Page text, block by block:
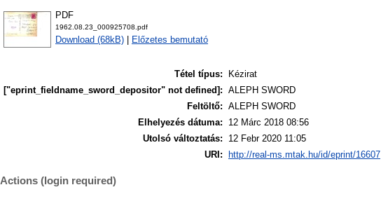
PDF
1962.08.23_000925708.pdf
Download (68kB) Előzetes bemutató
Tétel típus:
Kézirat
["eprint_fieldname_sword_depositor" not defined]: ALEPH SWORD
Feltöltő: ALEPH SWORD
Elhelyezés dátuma:
12 Márc 2018 08:56
Utolsó változtatás:
12 Febr 2020 11:05
URI:
http://real-ms.mtak.hu/id/eprint/16607
Actions (login required)